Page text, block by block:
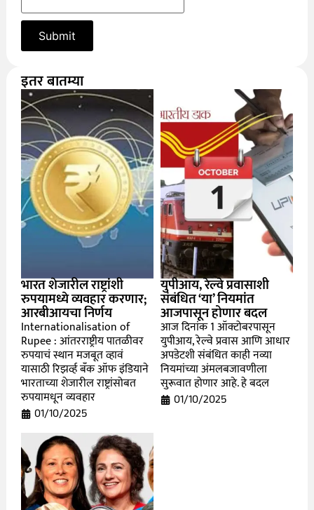
इतर बातम्या
भारत शेजारील राष्ट्रांशी
रुपयामध्ये व्यवहार करणार;
आरबीआयचा निर्णय
Internationalisation of
Rupee : आंतरराष्ट्रीय पातळीवर
रुपयाचं स्थान मजबूत व्हावं
यासाठी रिझर्व्ह बँक ऑफ इंडियाने
भारताच्या शेजारील राष्ट्रांसोबत
रुपयामधून व्यवहार
01/10/2025
युपीआय, रेल्वे प्रवासाशी
संबंधित ‘या’ नियमांत
आजपासून होणार बदल
आज दिनांक 1 ऑक्टोबरपासून
युपीआय, रेल्वे प्रवास आणि आधार
अपडेटशी संबंधित काही नव्या
नियमांच्या अंमलबजावणीला
सुरूवात होणार आहे. हे बदल
01/10/2025